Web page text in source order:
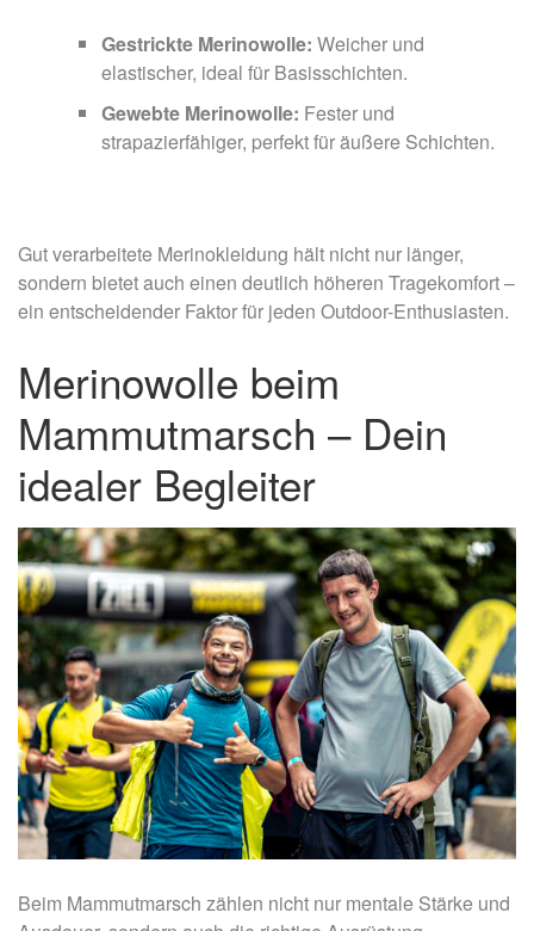
Gestrickte Merinowolle: Weicher und
elastischer, ideal für Basisschichten.
Gewebte Merinowolle: Fester und
strapazierfähiger, perfekt für äußere Schichten.
Gut verarbeitete Merinokleidung hält nicht nur länger,
sondern bietet auch einen deutlich höheren Tragekomfort –
ein entscheidender Faktor für jeden Outdoor-Enthusiasten.
Merinowolle beim
Mammutmarsch – Dein
idealer Begleiter
Beim Mammutmarsch zählen nicht nur mentale Stärke und